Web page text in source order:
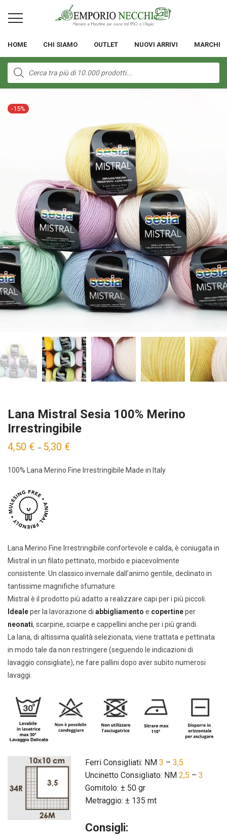
HOME CHI SIAMO OUTLET NUOVI ARRIVI MARCHI
Products
search
-15%
Lana Mistral Sesia 100% Merino
Irrestringibile
4,50 € – 5,30 €
100% Lana Merino Fine Irrestringibile Made in Italy
Lana Merino Fine Irrestringibile confortevole e calda, è coniugata in
Mistral in un filato pettinato, morbido e piacevolmente
consistente. Un classico invernale dall’animo gentile, declinato in
tantissime magnifiche sfumature.
Mistral è il prodotto più adatto a realizzare capi per i più piccoli.
Idealeper la lavorazione di abbigliamento e copertineper
neonati, scarpine, sciarpe e cappellini anche per i più grandi.
La lana, di altissima qualità selezionata, viene trattata e pettinata
in modo tale da non restringere (seguendo le indicazioni di
lavaggio consigliate), ne fare pallini dopo aver subito numerosi
lavaggi.
Ferri Consigliati: NM 3 – 3,5
Uncinetto Consigliato: NM 2,5 – 3
Gomitolo: ± 50 gr
Metraggio: ± 135 mt
Consigli: